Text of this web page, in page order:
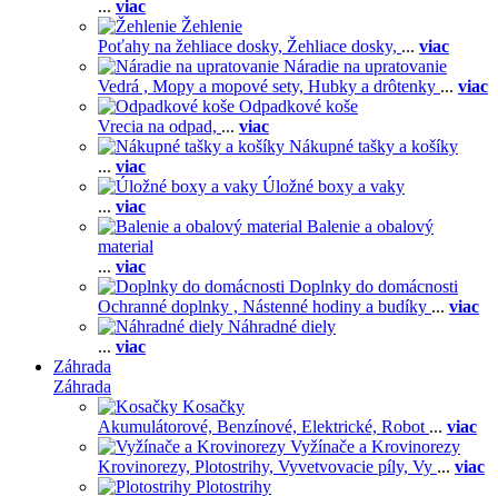
... viac
Žehlenie
Poťahy na žehliace dosky, Žehliace dosky, ... viac
Náradie na upratovanie
Vedrá , Mopy a mopové sety, Hubky a drôtenky ... viac
Odpadkové koše
Vrecia na odpad, ... viac
Nákupné tašky a košíky
... viac
Úložné boxy a vaky
... viac
Balenie a obalový
material
... viac
Doplnky do domácnosti
Ochranné doplnky , Nástenné hodiny a budíky ... viac
Náhradné diely
... viac
Záhrada
Záhrada
Kosačky
Akumulátorové, Benzínové, Elektrické, Robot ... viac
Vyžínače a Krovinorezy
Krovinorezy, Plotostrihy, Vyvetvovacie píly, Vy ... viac
Plotostrihy